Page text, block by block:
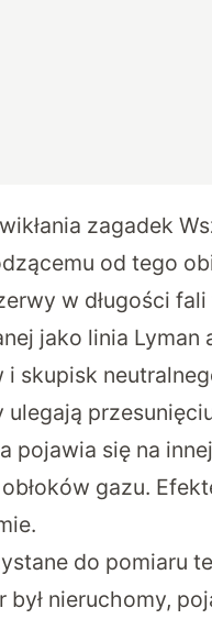
zagadek
od tego
w długości
jako linia Lyman
skupisk
pojawia się na
gazu.
do pomiaru
nieruchomy,